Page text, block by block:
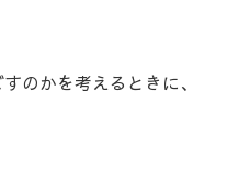
のかを考えるときに、